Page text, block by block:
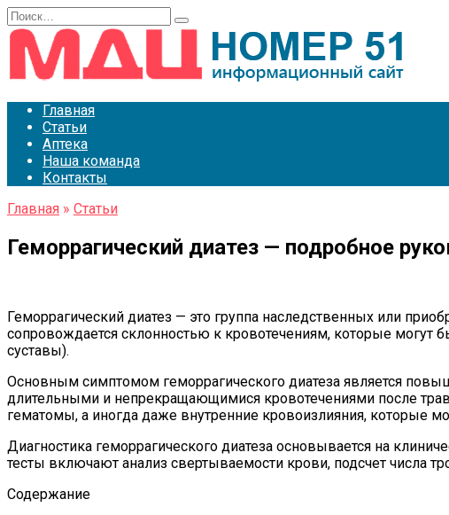
Перейти
к
содержанию
Search
for:
Главная
Статьи
Аптека
Наша команда
Контакты
Главная » Статьи
Геморрагический диатез — подробное
Геморрагический диатез — это группа наследственных или
сопровождается склонностью к кровотечениям, которые могут
суставы).
Основным симптомом геморрагического диатеза является
длительными и непрекращающимися кровотечениями после
гематомы, а иногда даже внутренние кровоизлияния, которые
Диагностика геморрагического диатеза основывается на
тесты включают анализ свертываемости крови, подсчет числа
Содержание